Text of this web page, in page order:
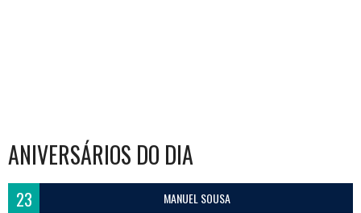
ANIVERSÁRIOS DO DIA
23 MANUEL SOUSA